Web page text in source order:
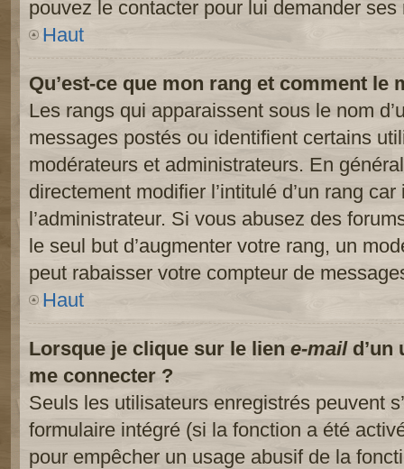
pouvez le contacter pour lui demander ses
Haut
Qu’est-ce que mon rang et comment le
Les rangs qui apparaissent sous le nom
messages postés ou identifient certains
modérateurs et administrateurs. En
directement modifier l’intitulé d’un rang
l’administrateur. Si vous abusez des
le seul but d’augmenter votre rang, un
peut rabaisser votre compteur de
Haut
Lorsque je clique sur le lien e-maild’un
me connecter ?
Seuls les utilisateurs enregistrés peuvent
formulaire intégré (si la fonction a été
pour empêcher un usage abusif de la